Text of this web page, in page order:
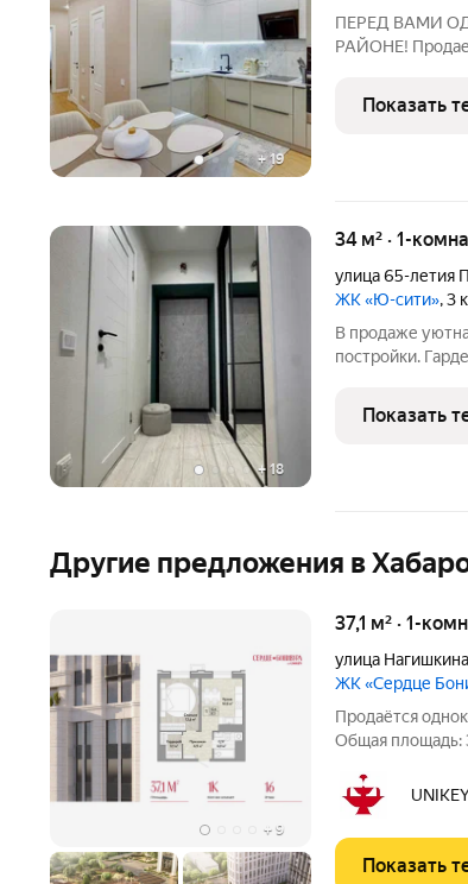
+19
ПЕРЕД ВАМИ
РАЙОНЕ!
ОСНОВНЫЕ
постройки!
Показать
+18
34 м² · 1-
улица 65-летия
ЖК «Ю-сити», 3
В продаже
постройки.
Квартира
мебель и
Показать
Другие предложения в
+ 9
37,1 м² · 1-
улица Нагишкина
ЖК «Сердце
Продаётся
Общая площадь:
гардеробную
новый
Показать